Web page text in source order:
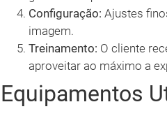
Configuração: Ajustes
imagem.
Treinamento: O cliente
aproveitar ao máximo a
Equipamentos